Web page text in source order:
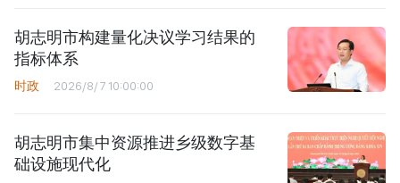
胡志明市构建量化决议学习结果的
指标体系
时政 2026/8/7 10:00:00
胡志明市集中资源推进乡级数字基
础设施现代化